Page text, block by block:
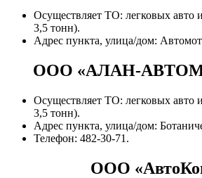
Осуществляет ТО: легковых авто
3,5 тонн).
Адрес пункта, улица/дом:
ООО «АЛАН-
Осуществляет ТО: легковых авто
3,5 тонн).
Адрес пункта, улица/дом:
Телефон: 482-30-71.
ООО